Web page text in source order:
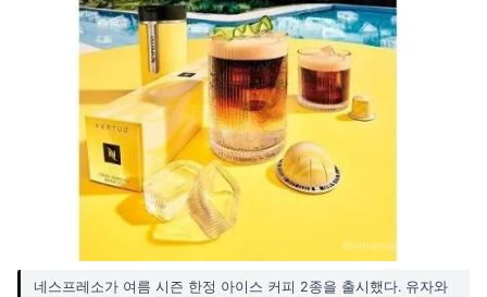
네스프레소가 여름 시즌 한정 아이스 커피 2종을 출시했다. 유자와